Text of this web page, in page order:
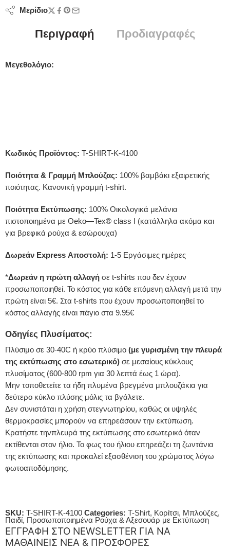
Μερίδιο
Περιγραφή Προδιαγραφές
Μεγεθολόγιο:
Κωδικός Προϊόντος: T-SHIRT-K-4100
Ποιότητα & Γραμμή Μπλούζας: 100% βαμβάκι εξαιρετικής
ποιότητας. Κανονική γραμμή t-shirt.
Ποιότητα Εκτύπωσης: 100% Οικολογικά μελάνια
πιστοποιημένα με Oeko—Tex® class I (κατάλληλα ακόμα και
για βρεφικά ρούχα & εσώρουχα)
Δωρεάν Express Αποστολή: 1-5 Εργάσιμες ημέρες
*Δωρεάν η πρώτη αλλαγή σε t-shirts που δεν έχουν
προσωποποιηθεί. Το κόστος για κάθε επόμενη αλλαγή μετά την
πρώτη είναι 5€. Στα t-shirts που έχουν προσωποποιηθεί το
κόστος αλλαγής είναι πάγιο στα 9.95€
Οδηγίες Πλυσίματος:
Πλύσιμο σε 30-40C ή κρύο πλύσιμο (με γυρισμένη την πλευρά
της εκτύπωσης στο εσωτερικό) σε μεσαίους κύκλους
πλυσίματος (600-800 rpm για 30 λεπτά έως 1 ώρα).
Μην τοποθετείτε τα ήδη πλυμένα βρεγμένα μπλουζάκια για
δεύτερο κύκλο πλύσης μόλις τα βγάλετε.
Δεν συνιστάται η χρήση στεγνωτηρίου, καθώς οι υψηλές
θερμοκρασίες μπορούν να επηρεάσουν την εκτύπωση.
Κρατήστε τηνπλευρά της εκτύπωσης στο εσωτερικό όταν
εκτίθενται στον ήλιο. Το φως του ήλιου επηρεάζει τη ζωντάνια
της εκτύπωσης και προκαλεί εξασθένιση του χρώματος λόγω
φωτοαποδόμησης.
SKU: T-SHIRT-K-4100 Categories: T-Shirt, Κορίτσι, Μπλούζες,
Παιδί, Προσωποποιημένα Ρούχα & Αξεσουάρ με Εκτύπωση
ΕΓΓΡΑΦΗ ΣΤΟ NEWSLETTER ΓΙΑ ΝΑ
ΜΑΘΑΙΝΕΙΣ ΝΕΑ & ΠΡΟΣΦΟΡΕΣ